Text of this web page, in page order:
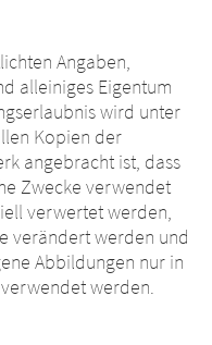
Angaben,
alleiniges Eigentum
wird unter
Kopien der
angebracht ist, dass
Zwecke verwendet
verwertet werden,
verändert werden und
Abbildungen nur in
werden.